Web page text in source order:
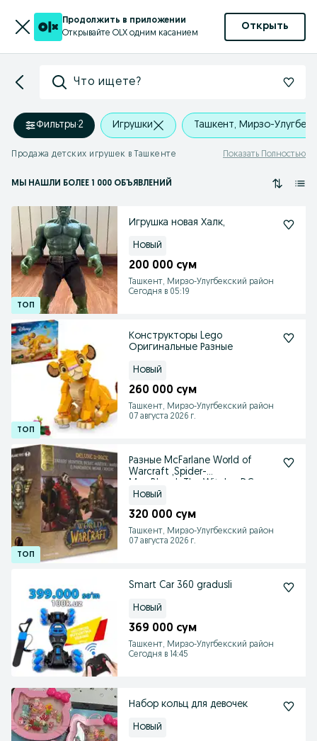
Продолжить в приложении
Открывайте OLX одним касанием
Открыть
Что ищете?
Фильтры·2 Игрушки Ташкент, Мирзо-
Продажа детских игрушек в Ташкенте Показать Полностью
МЫ НАШЛИ БОЛЕЕ 1 000 ОБЪЯВЛЕНИЙ
Игрушка новая Халк,
Новый
200 000 сум
Ташкент, Мирзо-Улугбекский район
Сегодня в 05:19
Конструкторы Lego
Оригинальные Разные
Новый
260 000 сум
Ташкент, Мирзо-Улугбекский район
07 августа 2026 г.
Разные McFarlane World of
Warcraft ,Spider-
Новый
320 000 сум
Ташкент, Мирзо-Улугбекский район
07 августа 2026 г.
Smart Car 360 gradusli
Новый
369 000 сум
Ташкент, Мирзо-Улугбекский район
Сегодня в 14:45
Набор кольц для девочек
Новый